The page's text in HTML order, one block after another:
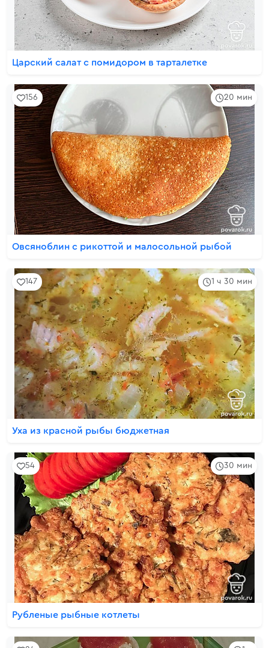
Царский салат с помидором в тарталетке
20 мин
156
Овсяноблин с рикоттой и малосольной рыбой
1 ч 30 мин
147
Уха из красной рыбы бюджетная
30 мин
54
Рубленые рыбные котлеты